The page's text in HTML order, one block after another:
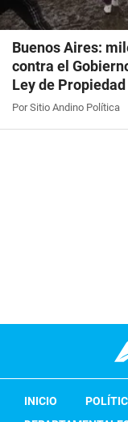
Buenos Aires:
contra el
Ley de
Por Sitio Andino Política
INICIO